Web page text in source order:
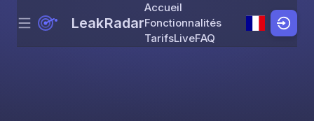
Skip to content
Menu LeakRadar
Accueil
Fonctionnalités
TarifsLiveFAQ